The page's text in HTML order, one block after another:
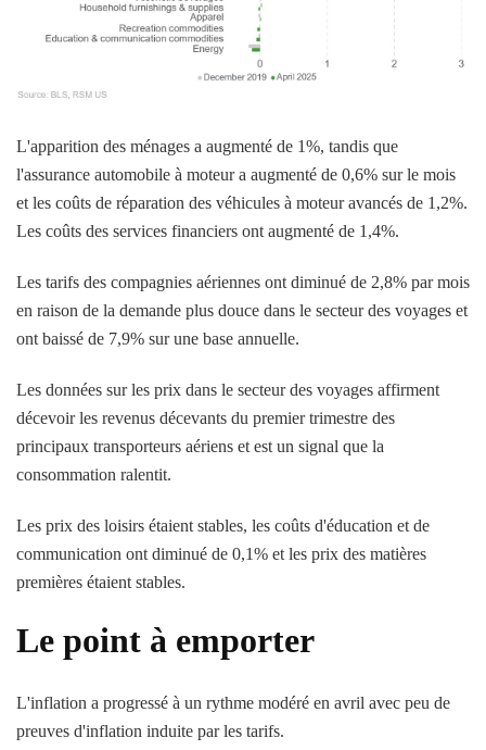
L'apparition des ménages a augmenté de 1%, tandis que
l'assurance automobile à moteur a augmenté de 0,6% sur le mois
et les coûts de réparation des véhicules à moteur avancés de 1,2%.
Les coûts des services financiers ont augmenté de 1,4%.
Les tarifs des compagnies aériennes ont diminué de 2,8% par mois
en raison de la demande plus douce dans le secteur des voyages et
ont baissé de 7,9% sur une base annuelle.
Les données sur les prix dans le secteur des voyages affirment
décevoir les revenus décevants du premier trimestre des
principaux transporteurs aériens et est un signal que la
consommation ralentit.
Les prix des loisirs étaient stables, les coûts d'éducation et de
communication ont diminué de 0,1% et les prix des matières
premières étaient stables.
Le point à emporter
L'inflation a progressé à un rythme modéré en avril avec peu de
preuves d'inflation induite par les tarifs.